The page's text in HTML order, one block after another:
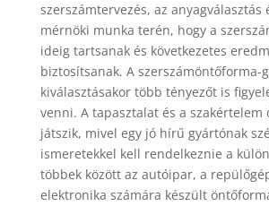
szerszámtervezés, az anyagválasztás
mérnöki munka terén, hogy a
ideig tartsanak és következetes
biztosítsanak. A szerszámöntőforma-
kiválasztásakor több tényezőt is
venni. A tapasztalat és a szakértelem
játszik, mivel egy jó hírű gyártónak
ismeretekkel kell rendelkeznie a
többek között az autóipar, a
elektronika számára készült